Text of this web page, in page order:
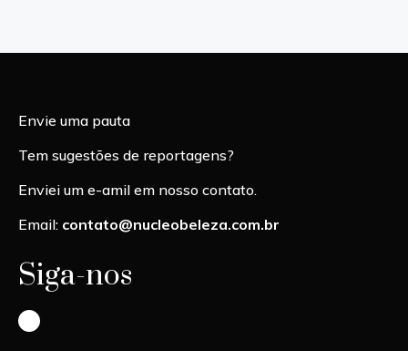
Envie uma pauta
Tem sugestões de reportagens?
Enviei um e-amil em nosso contato.
Email: contato@nucleobeleza.com.br
Siga-nos
Instagram